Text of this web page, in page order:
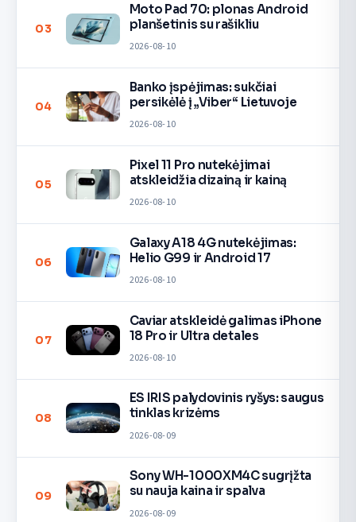
03
Moto Pad 70: plonas Android
planšetinis su rašikliu
2026-08-10
04
Banko įspėjimas: sukčiai
persikėlė į „Viber“ Lietuvoje
2026-08-10
05
Pixel 11 Pro nutekėjimai
atskleidžia dizainą ir kainą
2026-08-10
06
Galaxy A18 4G nutekėjimas:
Helio G99 ir Android 17
2026-08-10
07
Caviar atskleidė galimas iPhone
18 Pro ir Ultra detales
2026-08-10
08
ES IRIS palydovinis ryšys: saugus
tinklas krizėms
2026-08-09
09
Sony WH-1000XM4C sugrįžta
su nauja kaina ir spalva
2026-08-09